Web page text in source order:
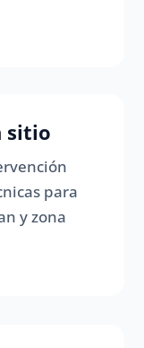
sitio
para
y zona